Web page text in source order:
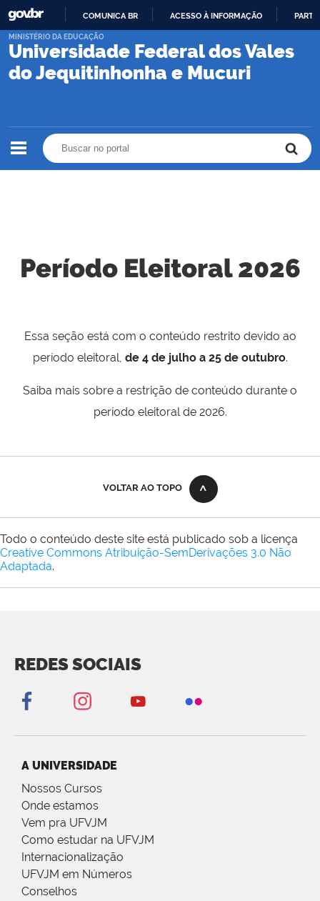
PARA
CONTEÚDO
COMUNICA BR ACESSO À INFORMAÇÃO
Universidade Federal dos Vales
do Jequitinhonha e Mucuri
MINISTÉRIO DA EDUCAÇÃO
Período Eleitoral 2026
Essa seção está com o conteúdo restrito devido ao
período eleitoral, de 4 de julho a 25 de outubro.
Saiba mais sobre a restrição de conteúdo durante o
período eleitoral de 2026.
VOLTAR AO TOPO
Todo o conteúdo deste site está publicado sob a licença
Creative Commons Atribuição-SemDerivações 3.0 Não
Adaptada.
REDES SOCIAIS
A UNIVERSIDADE
Nossos Cursos
Onde estamos
Vem pra UFVJM
Como estudar na UFVJM
Internacionalização
UFVJM em Números
Conselhos